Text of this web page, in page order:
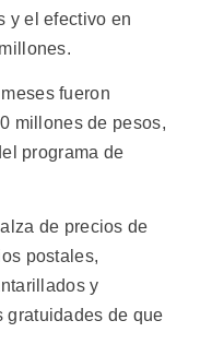
y el efectivo en
fueron
millones de pesos,
programa de
de precios de
postales,
y
gratuidades de que